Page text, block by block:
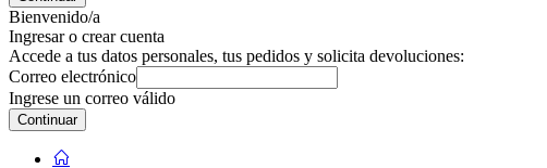
Bienvenido/a
Ingresar o crear cuenta
Accede a tus datos personales, tus pedidos y solicita devoluciones:
Correo electrónico
Ingrese un correo válido
Continuar